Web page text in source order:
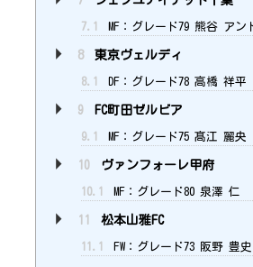
7.1 MF：グレード79 熊谷 アン
8 東京ヴェルディ
8.1 DF：グレード78 高橋 祥平
9 FC町田ゼルビア
9.1 MF：グレード75 髙江 麗央
10 ヴァンフォーレ甲府
10.1 MF：グレード80 泉澤 仁
11 松本山雅FC
11.1 FW：グレード73 阪野 豊史